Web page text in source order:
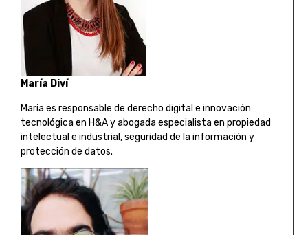
María Diví
María es responsable de derecho digital e innovación
tecnológica en H&A y abogada especialista en propiedad
intelectual e industrial, seguridad de la información y
protección de datos.